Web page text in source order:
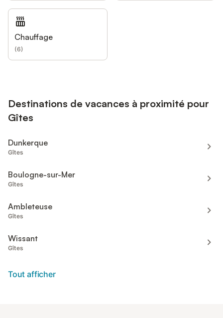
Chauffage
(6)
Destinations de vacances à proximité pour
Gîtes
Dunkerque
Gîtes
Boulogne-sur-Mer
Gîtes
Ambleteuse
Gîtes
Wissant
Gîtes
Tout afficher